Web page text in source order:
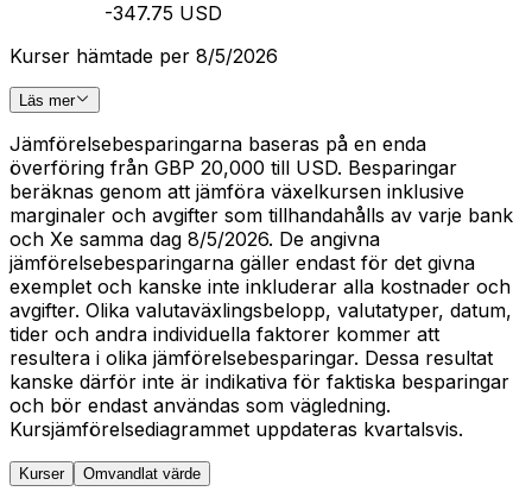
-347.75 USD
Kurser hämtade per 8/5/2026
Läs mer
Jämförelsebesparingarna baseras på en enda
överföring från GBP 20,000 till USD. Besparingar
beräknas genom att jämföra växelkursen inklusive
marginaler och avgifter som tillhandahålls av varje bank
och Xe samma dag 8/5/2026. De angivna
jämförelsebesparingarna gäller endast för det givna
exemplet och kanske inte inkluderar alla kostnader och
avgifter. Olika valutaväxlingsbelopp, valutatyper, datum,
tider och andra individuella faktorer kommer att
resultera i olika jämförelsebesparingar. Dessa resultat
kanske därför inte är indikativa för faktiska besparingar
och bör endast användas som vägledning.
Kursjämförelsediagrammet uppdateras kvartalsvis.
Kurser Omvandlat värde